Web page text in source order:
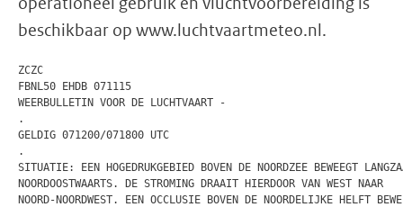
beschikbaar op www.luchtvaartmeteo.nl.
ZCZC
FBNL50 EHDB 071115
WEERBULLETIN VOOR DE LUCHTVAART -
.
GELDIG 071200/071800 UTC
.
SITUATIE: EEN HOGEDRUKGEBIED BOVEN DE NOORDZEE BEWEEGT
NOORDOOSTWAARTS. DE STROMING DRAAIT HIERDOOR VAN WEST NAAR
NOORD-NOORDWEST. EEN OCCLUSIE BOVEN DE NOORDELIJKE HELFT